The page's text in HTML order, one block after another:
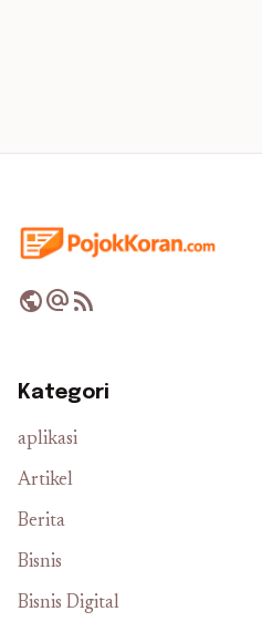
publicalternate_emailrss_feed
Kategori
aplikasi
Artikel
Berita
Bisnis
Bisnis Digital